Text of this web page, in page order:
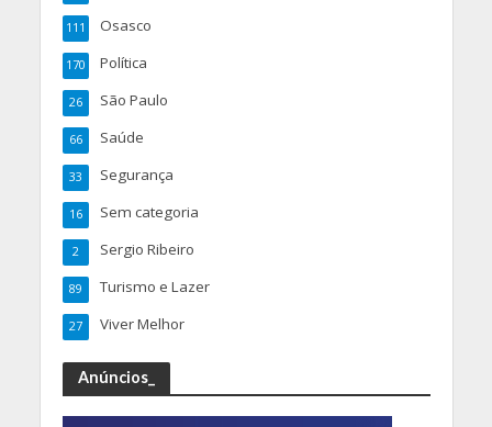
Osasco
111
Política
170
São Paulo
26
Saúde
66
Segurança
33
Sem categoria
16
Sergio Ribeiro
2
Turismo e Lazer
89
Viver Melhor
27
Anúncios_